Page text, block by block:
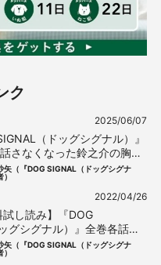
ク
2025/06/07
（ドッグシグナル）』
なくなった鈴之介の胸の
矢（『DOG SIGNAL（ドッグシグナ
2022/04/26
試し読み】『DOG
グシグナル）』全巻各話あ
すべての犬好きに捧ぐ漫画
矢（『DOG SIGNAL（ドッグシグナ